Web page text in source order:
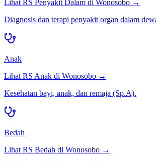
Lihat RS Penyakit Dalam di Wonosobo →
Diagnosis dan terapi penyakit organ dalam
Anak
Lihat RS Anak di Wonosobo →
Kesehatan bayi, anak, dan remaja (Sp.A).
Bedah
Lihat RS Bedah di Wonosobo →